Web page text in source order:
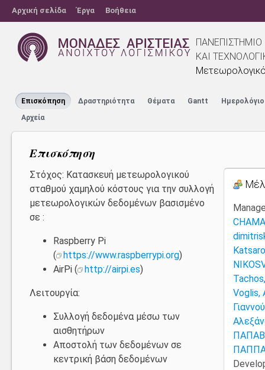
Αρχική σελίδα Έργα Βοήθεια
ΚΑΙ
Επισκόπηση Δραστηριότητα Θέματα Gantt
Ημερολόγιο
Αρχεία
Επισκόπηση
Στόχος: Κατασκευή μετεωρολογικού
σταθμού χαμηλού κόστους για την συλλογή
μετεωρολογικών δεδομένων βασισμένο
σε :
Raspberry Pi
(
https://www.raspberrypi.org)
AirPi (
http://airpi.es)
Λειτουργία:
Συλλογή δεδομένα μέσω των
αισθητήρων
Αποστολή των δεδομένων σε
κεντρική βάση δεδομένων
Voglis,